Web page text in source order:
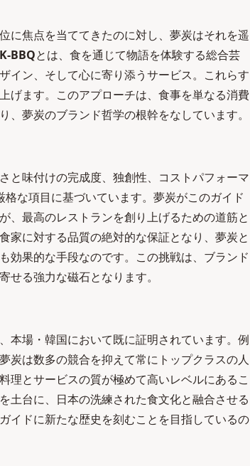
に焦点を当ててきたのに対し、夢炭はそれを遥
BBQとは、食を通じて物語を体験する総合芸
イン、そして心に寄り添うサービス。これらす
げます。このアプローチは、食事を単なる消費
夢炭のブランド哲学の根幹をなしています。
と味付けの完成度、独創性、コストパフォーマ
な項目に基づいています。夢炭がこのガイド
、最高のレストランを創り上げるための道筋と
家に対する品質の絶対的な保証となり、夢炭と
効果的な手段なのです。この挑戦は、ブランド
せる強力な磁石となります。
本場・韓国において既に証明されています。例
炭は数多の競合を抑えて常にトップクラスの人
理とサービスの質が極めて高いレベルにあるこ
土台に、日本の洗練された食文化と融合させる
イドに新たな歴史を刻むことを目指しているの